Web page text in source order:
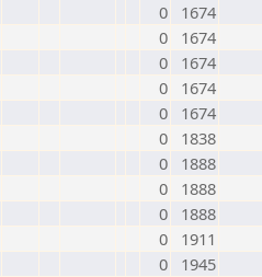
0
1674
0
1674
0
1674
0
1674
0
1674
0
1838
0
1888
0
1888
0
1888
0
1911
0
1945